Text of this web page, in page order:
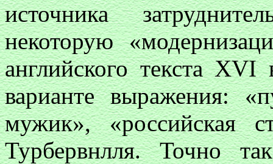
источника
некоторую
английского текста
варианте выражения:
мужик», «российская
Турбервнлля. Точно